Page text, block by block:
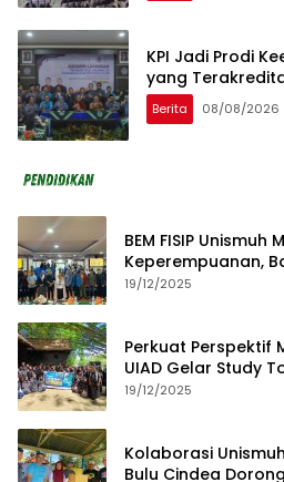
KPI Jadi Prodi
yang
Berita 08/08/2026
BEM FISIP
Keperempuanan,
dan Budaya Lokal
19/12/2025
Perkuat Perspektif
UIAD Gelar Study
19/12/2025
Kolaborasi
Bulu Cindea